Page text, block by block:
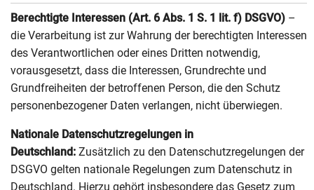
Berechtigte Interessen (Art. 6 Abs. 1 S. 1 lit. f) DSGVO) –
die Verarbeitung ist zur Wahrung der berechtigten Interessen
des Verantwortlichen oder eines Dritten notwendig,
vorausgesetzt, dass die Interessen, Grundrechte und
Grundfreiheiten der betroffenen Person, die den Schutz
personenbezogener Daten verlangen, nicht überwiegen.
Nationale Datenschutzregelungen in
Deutschland: Zusätzlich zu den Datenschutzregelungen der
DSGVO gelten nationale Regelungen zum Datenschutz in
Deutschland. Hierzu gehört insbesondere das Gesetz zum